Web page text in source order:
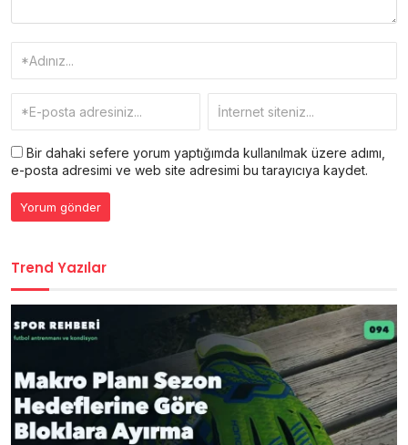
Bir dahaki sefere yorum yaptığımda kullanılmak üzere adımı,
e-posta adresimi ve web site adresimi bu tarayıcıya kaydet.
Trend Yazılar